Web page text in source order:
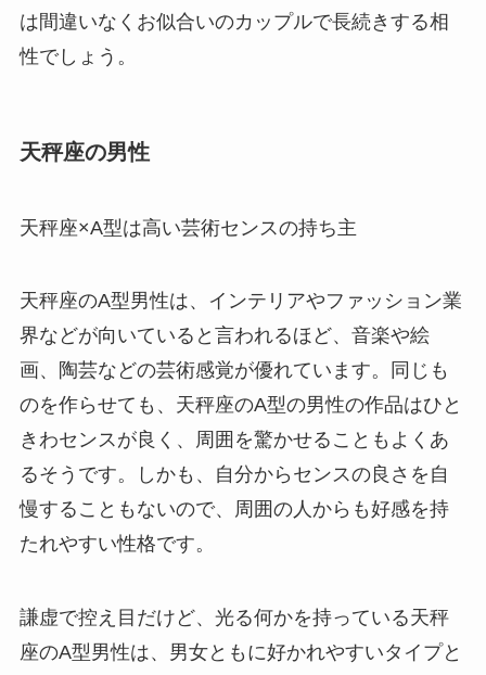
は間違いなくお似合いのカップルで長続きする相
性でしょう。
天秤座の男性
天秤座×A型は高い芸術センスの持ち主
天秤座のA型男性は、インテリアやファッション業
界などが向いていると言われるほど、音楽や絵
画、陶芸などの芸術感覚が優れています。同じも
のを作らせても、天秤座のA型の男性の作品はひと
きわセンスが良く、周囲を驚かせることもよくあ
るそうです。しかも、自分からセンスの良さを自
慢することもないので、周囲の人からも好感を持
たれやすい性格です。
謙虚で控え目だけど、光る何かを持っている天秤
座のA型男性は、男女ともに好かれやすいタイプと